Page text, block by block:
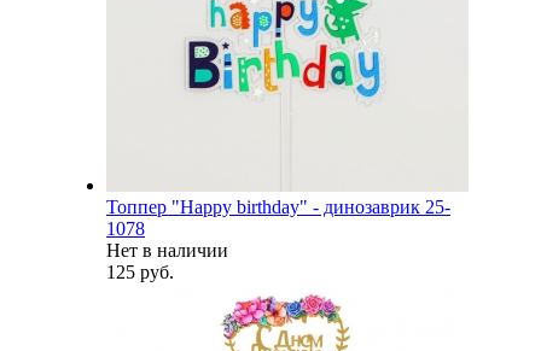
Топпер "Happy birthday" - динозаврик 25-
1078
Нет в наличии
125 руб.